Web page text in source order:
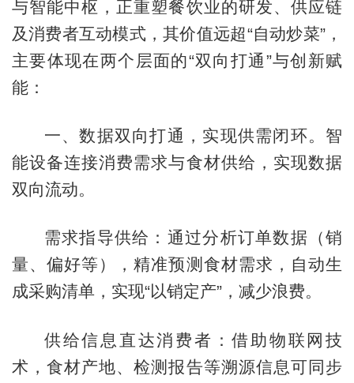
与智能中枢，正重塑餐饮业的研发、供应链
及消费者互动模式，其价值远超“自动炒菜”，
主要体现在两个层面的“双向打通”与创新赋
能：
一、数据双向打通，实现供需闭环。智
能设备连接消费需求与食材供给，实现数据
双向流动。
需求指导供给：通过分析订单数据（销
量、偏好等），精准预测食材需求，自动生
成采购清单，实现“以销定产”，减少浪费。
供给信息直达消费者：借助物联网技
术，食材产地、检测报告等溯源信息可同步